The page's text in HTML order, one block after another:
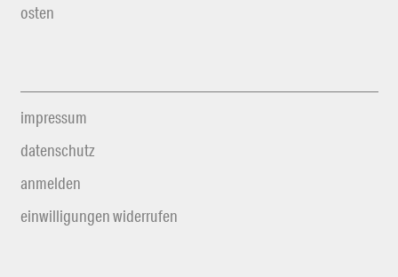
osten
impressum
datenschutz
anmelden
einwilligungen widerrufen